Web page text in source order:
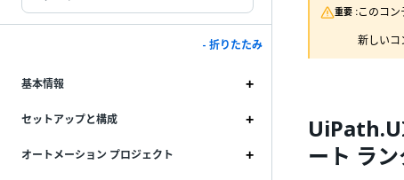
- 折りたたみ
基本情報
セットアップと構成
オートメーション プロジェクト
choose
product
重要 :このコ
新しいコ
ート ラ